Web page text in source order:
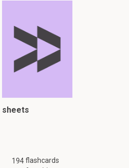
sheets
194 flashcards